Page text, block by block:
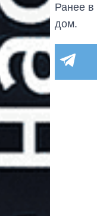
Ранее в
дом.